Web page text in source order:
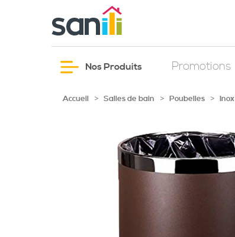
Nos Produits Promotions
Accueil > Salles de bain > Poubelles > Inox